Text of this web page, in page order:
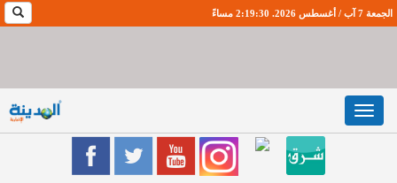
الجمعة 7 آب / أغسطس 2026. 2:19:31 مساءً
Toggle
navigation